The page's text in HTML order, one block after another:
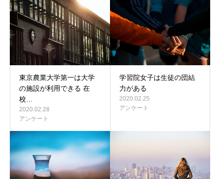
東京農業大学第一は大学
の施設が利用できる 在
校…
2020.02.28
アンケート
学習院女子は生徒の団結
力がある
2020.02.25
アンケート